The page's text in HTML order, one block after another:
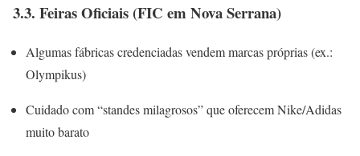
3.3. Feiras Oficiais (FIC em Nova Serrana)
Algumas fábricas credenciadas vendem marcas próprias (ex.:
Olympikus)
Cuidado com “standes milagrosos” que oferecem Nike/Adidas
muito barato